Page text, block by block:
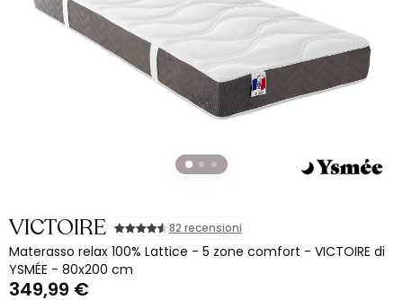
VICTOIRE 82 recensioni
Materasso relax 100% Lattice - 5 zone comfort - VICTOIRE di
YSMÉE - 80x200 cm
349,99 €